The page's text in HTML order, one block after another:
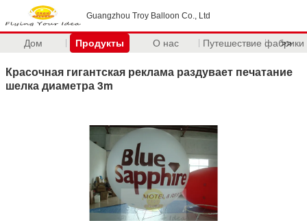
Guangzhou Troy Balloon Co., Ltd
Дом Продукты О нас Путешествие фабрики
>>
Красочная гигантская реклама раздувает печатание
шелка диаметра 3m